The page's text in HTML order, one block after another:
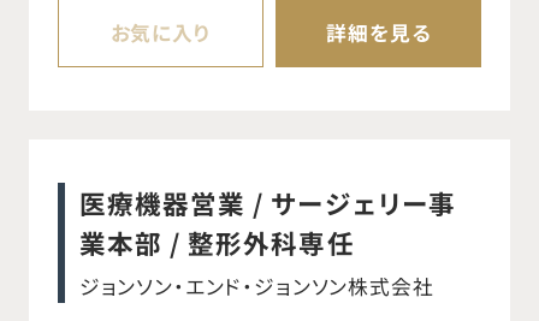
けるアンメットニーズに応えられる画期的
なソリューションの提供を通じて、脳卒中の
脳神経外科、放射線科、血管外科の疾患に
対して行われる低侵襲治療の血管内治療用
デバイスの販売活動。 ○自社製品の安全適
正使用啓発のための情報提供を行い、質の
お気に入り 詳細を見る
医療機器営業 / サージェリー事
業本部 / 整形外科専任
ジョンソン・エンド・ジョンソン株式会社